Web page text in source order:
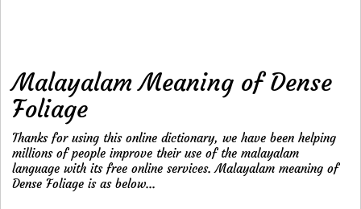
Malayalam Meaning of Dense
Foliage
Thanks for using this online dictionary, we have been helping
millions of people improve their use of the malayalam
language with its free online services. Malayalam meaning of
Dense Foliage is as below...